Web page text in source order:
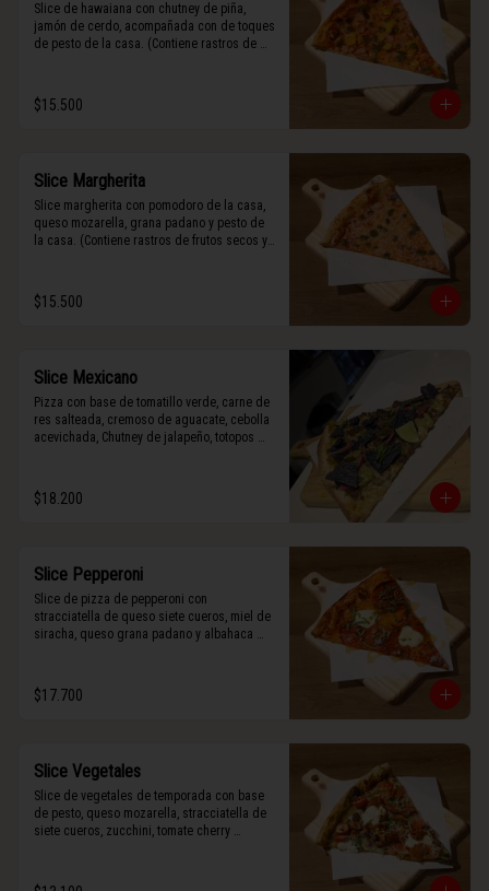
Slice de hawaiana con chutney de piña,
jamón de cerdo, acompañada con de toques
de pesto de la casa. (Contiene rastros de
$15.500
Slice Margherita
Slice margherita con pomodoro de la casa,
queso mozarella, grana padano y pesto de
la casa. (Contiene rastros de frutos secos y
$15.500
Slice Mexicano
Pizza con base de tomatillo verde, carne de
res salteada, cremoso de aguacate, cebolla
acevichada, Chutney de jalapeño, totopos
$18.200
Slice Pepperoni
Slice de pizza de pepperoni con
stracciatella de queso siete cueros, miel de
siracha, queso grana padano y albahaca
$17.700
Slice Vegetales
Slice de vegetales de temporada con base
de pesto, queso mozarella, stracciatella de
siete cueros, zucchini, tomate cherry
fresca.